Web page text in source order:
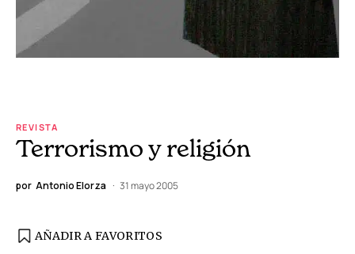
REVISTA
Terrorismo y religión
por Antonio Elorza 31 mayo 2005
AÑADIR A FAVORITOS